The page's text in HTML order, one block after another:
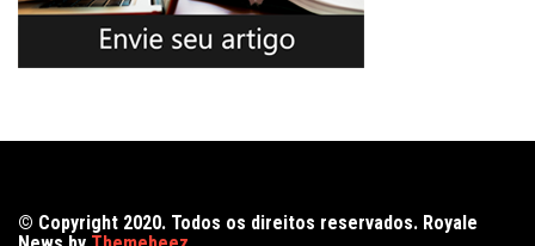
© Copyright 2020. Todos os direitos reservados. Royale